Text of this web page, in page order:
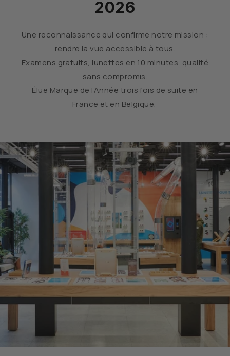
2026
Une reconnaissance qui confirme notre mission :
rendre la vue accessible à tous.
Examens gratuits, lunettes en 10 minutes, qualité
sans compromis.
Élue Marque de l’Année trois fois de suite en
France et en Belgique.